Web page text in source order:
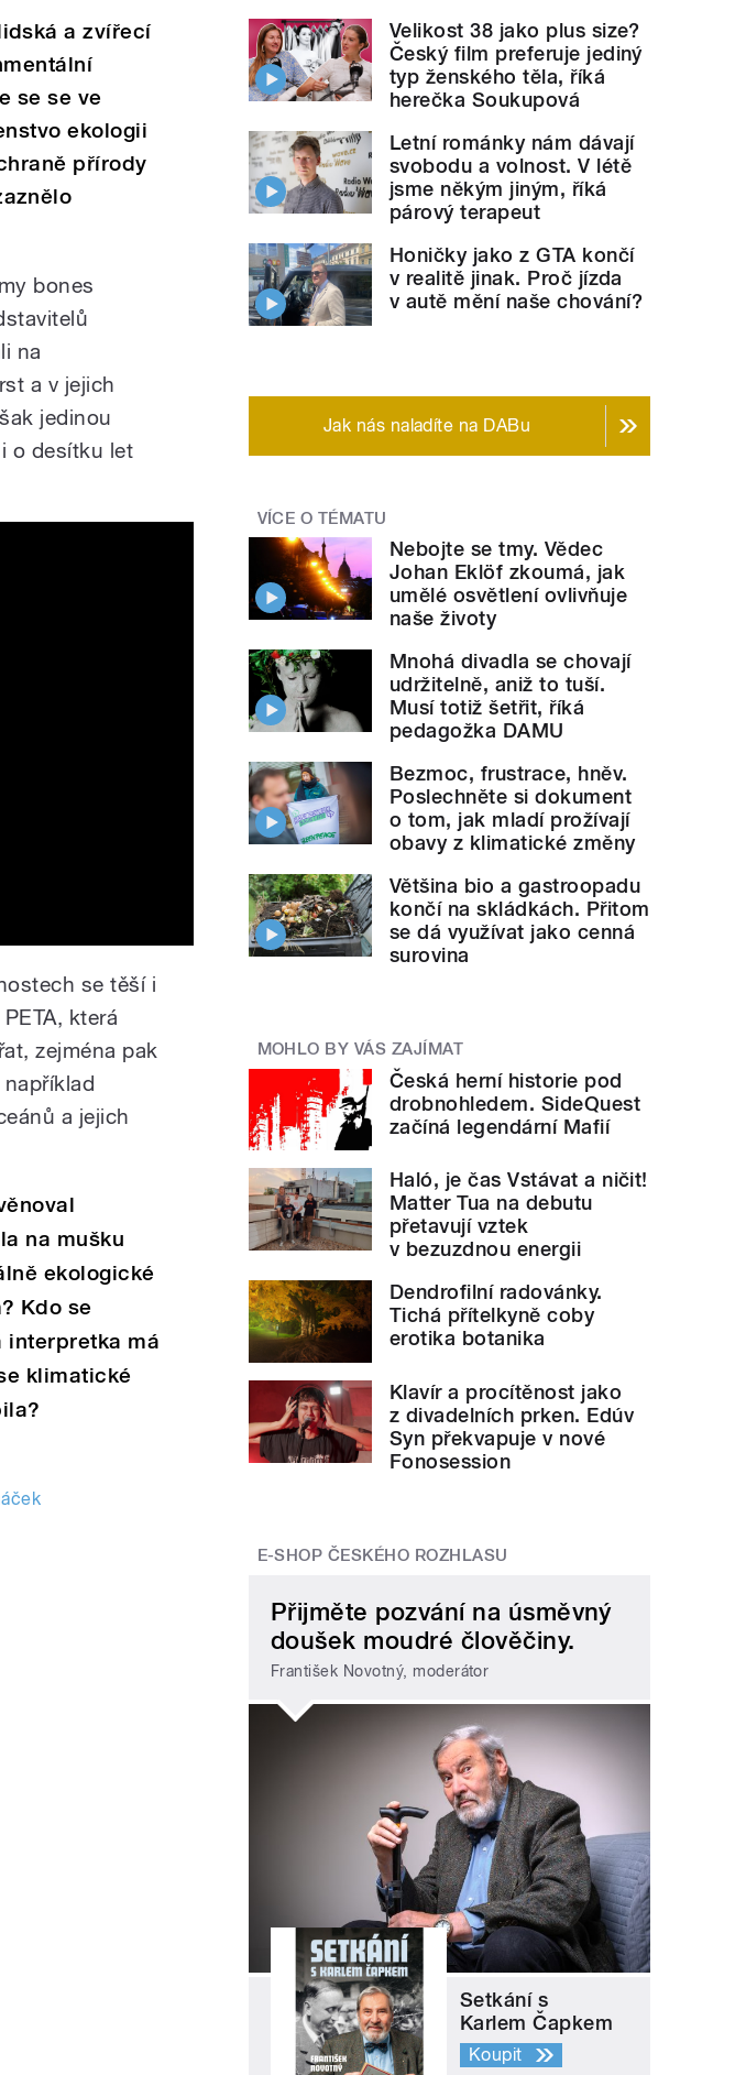
a zvířecí
se se ve
ekologii
přírody
bones
na
a v jejich
jedinou
o desítku let
se těší i
která
zejména pak
a jejich
na mušku
ekologické
Kdo se
interpretka má
klimatické
Velikost 38 jako plus size?
Český film preferuje jediný
typ ženského těla, říká
herečka Soukupová
Letní románky nám dávají
svobodu a volnost. V létě
jsme někým jiným, říká
párový terapeut
Honičky jako z GTA končí
v realitě jinak. Proč jízda
v autě mění naše chování?
Jak nás naladíte na DABu
VÍCE O TÉMATU
Nebojte se tmy. Vědec
Johan Eklöf zkoumá, jak
umělé osvětlení ovlivňuje
naše životy
Mnohá divadla se chovají
udržitelně, aniž to tuší.
Musí totiž šetřit, říká
pedagožka DAMU
Bezmoc, frustrace, hněv.
Poslechněte si dokument
o tom, jak mladí prožívají
obavy z klimatické změny
Většina bio a gastroopadu
končí na skládkách. Přitom
se dá využívat jako cenná
surovina
MOHLO BY VÁS ZAJÍMAT
Česká herní historie pod
drobnohledem. SideQuest
začíná legendární Mafií
Haló, je čas Vstávat a ničit!
Matter Tua na debutu
přetavují vztek
v bezuzdnou energii
Dendrofilní radovánky.
Tichá přítelkyně coby
erotika botanika
Klavír a procítěnost jako
z divadelních prken. Edúv
Syn překvapuje v nové
Fonosession
E-SHOP ČESKÉHO ROZHLASU
Přijměte pozvání na úsměvný
doušek moudré člověčiny.
František Novotný, moderátor
Setkání s
Karlem Čapkem
Koupit